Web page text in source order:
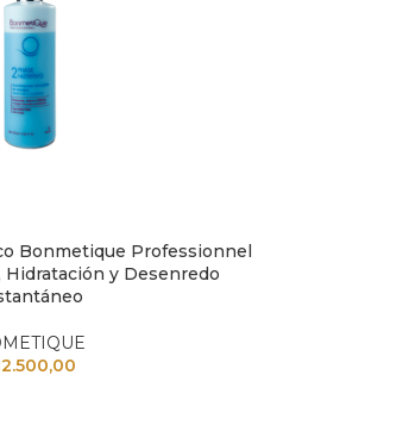
Bonmetique Professionnel
y Desenredo